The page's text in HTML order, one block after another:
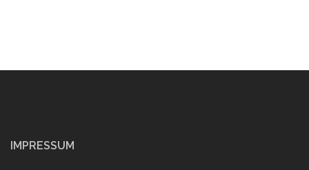
IMPRESSUM